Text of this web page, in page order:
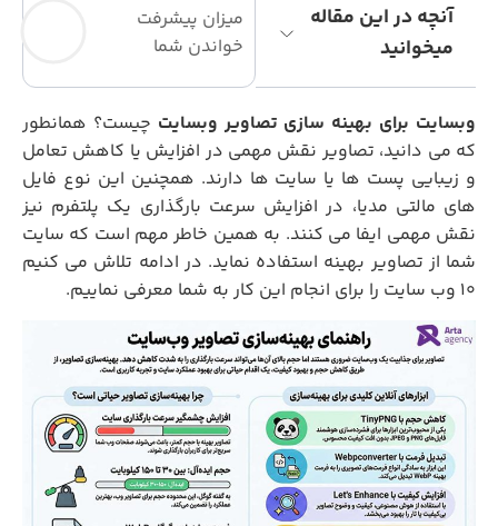
آنچه در این مقاله
میخوانید
میزان پیشرفت
خواندن شما
وبسایت برای بهینه سازی تصاویر وبسایتچیست؟ همانطور
که می دانید، تصاویر نقش مهمی در افزایش یا کاهش تعامل
و زیبایی پست ها یا سایت ها دارند. همچنین این نوع فایل
های مالتی مدیا، در افزایش سرعت بارگذاری یک پلتفرم نیز
نقش مهمی ایفا می کنند. به همین خاطر مهم است که سایت
شما از تصاویر بهینه استفاده نماید. در ادامه تلاش می کنیم